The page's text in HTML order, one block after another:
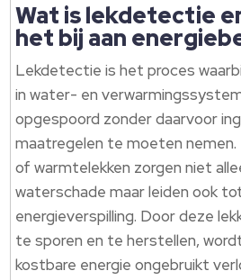
Wat is lekdetectie
het bij aan
Lekdetectie is het proces
in water- en
opgespoord zonder daarvoor
maatregelen te moeten
of warmtelekken zorgen niet
waterschade maar leiden ook
energieverspilling.​ Door deze
te sporen en te herstellen,
kostbare energie ongebruikt